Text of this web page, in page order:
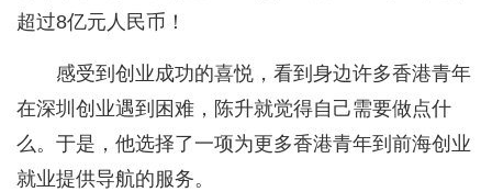
超过8亿元人民币！
感受到创业成功的喜悦，看到身边许多香港青年
在深圳创业遇到困难，陈升就觉得自己需要做点什
么。于是，他选择了一项为更多香港青年到前海创业
就业提供导航的服务。